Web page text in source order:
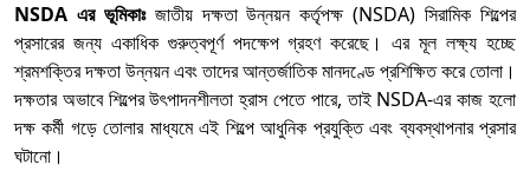
NSDA এর ভূমিকাঃজাতীয় দক্ষতা উন্নয়ন কর্তৃপক্ষ (NSDA) সিরামিক শিল্পের
প্রসারের জন্য একাধিক গুরুত্বপূর্ণ পদক্ষেপ গ্রহণ করেছে। এর মূল লক্ষ্য হচ্ছে
শ্রমশক্তির দক্ষতা উন্নয়ন এবং তাদের আন্তর্জাতিক মানদণ্ডে প্রশিক্ষিত করে তোলা।
দক্ষতার অভাবে শিল্পের উৎপাদনশীলতা হ্রাস পেতে পারে, তাই NSDA-এর কাজ হলো
দক্ষ কর্মী গড়ে তোলার মাধ্যমে এই শিল্পে আধুনিক প্রযুক্তি এবং ব্যবস্থাপনার প্রসার
ঘটানো।